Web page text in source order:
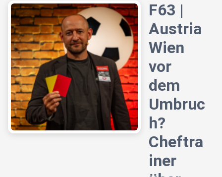
F63 |
Austria
Wien
vor
dem
Umbruc
h?
Cheftra
iner